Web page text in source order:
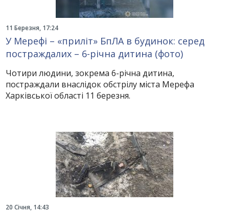
11 Березня, 17:24
У Мерефі – «приліт» БпЛА в будинок: серед
постраждалих – 6-річна дитина (фото)
Чотири людини, зокрема 6-річна дитина,
постраждали внаслідок обстрілу міста Мерефа
Харківської області 11 березня.
20 Січня, 14:43